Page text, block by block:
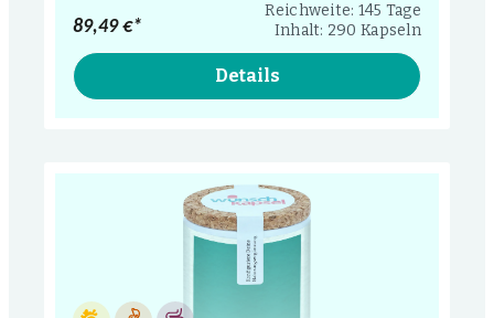
Reichweite: 145 Tage
Inhalt: 290 Kapseln
89,49 €*
Details